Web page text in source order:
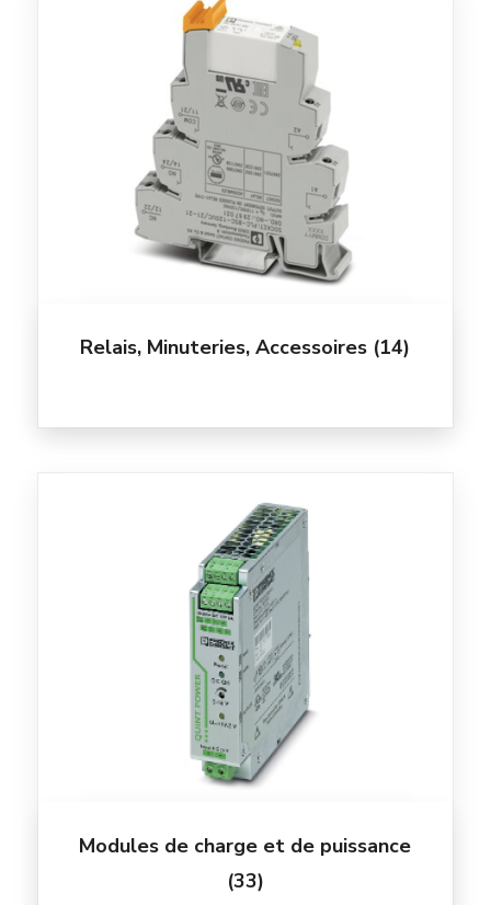
Relais, Minuteries, Accessoires (14)
Modules de charge et de puissance
(33)